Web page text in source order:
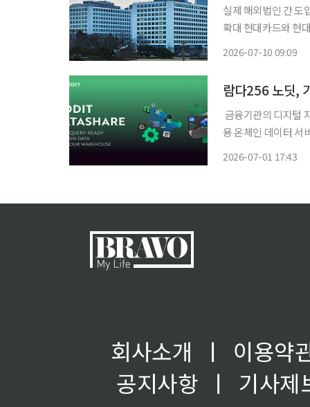
실제 해외법인 간 도
확대 현대카드와 현대자동차가 스테이블코인에 대한 단순 기술 검증을 넘어 실제 해외법인
2026-07-10 09:09
람다256 노딧,
용 온체인 데이터 서
2026-07-01 17:43
회사소개 ㅣ
이용약
공지사항
ㅣ
기사제